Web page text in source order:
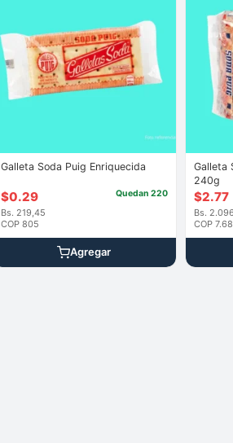
Galleta Soda Puig Enriquecida
$0.29
Bs. 219,45
COP 805
Quedan 220
Agregar
Galleta
240g
$2.77
Bs.
COP